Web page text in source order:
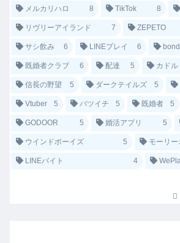
メルカリハロ 8 TikTok 8
リヴリーアイランド 7 ZEPETO
サシ飲み 6 LINEプレイ 6
既婚者クラブ 6 配達 5 カドル
信長の野望 5 ダークテイルズ 5
Vtuber 5 バツイチ 5 既婚者 5
GODOOR 5 婚活アプリ 5
ウインドボーイズ 5 モーリ
LINEバイト 4